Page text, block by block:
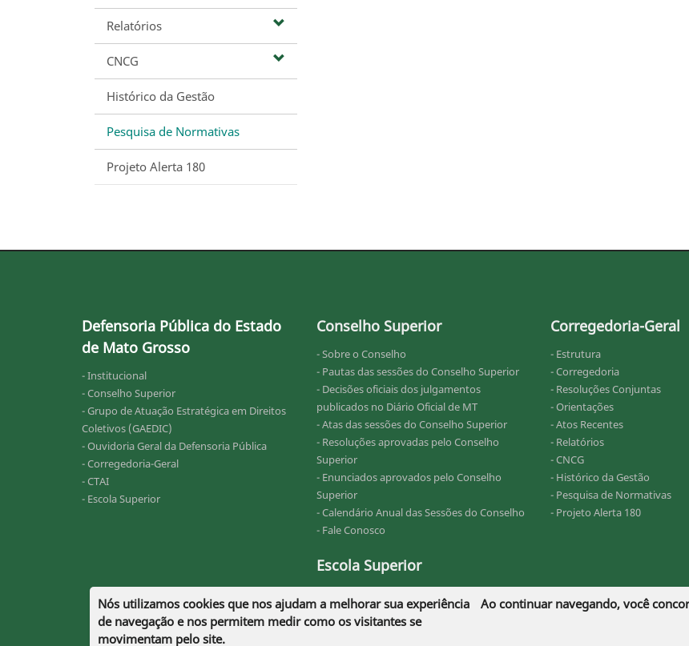
Relatórios
CNCG
Histórico da Gestão
Pesquisa de Normativas
Projeto Alerta 180
Defensoria Pública do Estado
de Mato Grosso
- Institucional
- Conselho Superior
- Grupo de Atuação Estratégica em Direitos
Coletivos (GAEDIC)
- Ouvidoria Geral da Defensoria Pública
- Corregedoria-Geral
- CTAI
- Escola Superior
Conselho Superior
- Sobre o Conselho
- Pautas das sessões do Conselho Superior
- Decisões oficiais dos julgamentos
publicados no Diário Oficial de MT
- Atas das sessões do Conselho Superior
- Resoluções aprovadas pelo Conselho
Superior
- Enunciados aprovados pelo Conselho
Superior
- Calendário Anual das Sessões do Conselho
- Fale Conosco
Escola Superior
- Informativos de Jurisprudência
- Fale Conosco
Corregedoria-Geral
- Estrutura
- Corregedoria
- Resoluções Conjuntas
- Orientações
- Atos Recentes
- Relatórios
- CNCG
- Histórico da Gestão
- Pesquisa de Normativas
- Projeto Alerta 180
Nós utilizamos cookies que nos ajudam a melhorar sua experiência
de navegação e nos permitem medir como os visitantes se
movimentam pelo site.
Ao continuar navegando, você